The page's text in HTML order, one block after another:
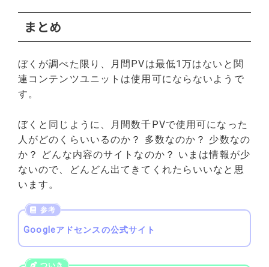
まとめ
ぼくが調べた限り、月間PVは最低1万はないと関
連コンテンツユニットは使用可にならないようで
す。
ぼくと同じように、月間数千PVで使用可になった
人がどのくらいいるのか？ 多数なのか？ 少数なの
か？ どんな内容のサイトなのか？ いまは情報が少
ないので、どんどん出てきてくれたらいいなと思
います。
Googleアドセンスの公式サイト